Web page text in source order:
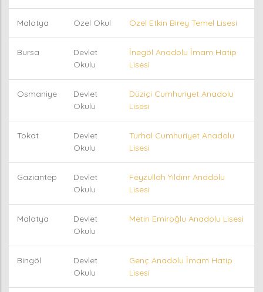
Malatya Özel Okul Özel Etkin Birey Temel Lisesi
Bursa
Devlet
Okulu
İnegöl Anadolu İmam Hatip
Lisesi
Osmaniye
Devlet
Okulu
Düziçi Cumhuriyet Anadolu
Lisesi
Tokat
Devlet
Okulu
Turhal Cumhuriyet Anadolu
Lisesi
Gaziantep
Devlet
Okulu
Feyzullah Yıldırır Anadolu
Lisesi
Malatya
Devlet
Okulu
Metin Emiroğlu Anadolu Lisesi
Bingöl
Devlet
Okulu
Genç Anadolu İmam Hatip
Lisesi